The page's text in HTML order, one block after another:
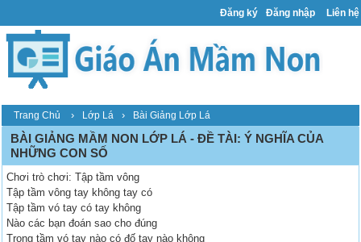
Đăng ký Đăng nhập Liên hệ
Trang Chủ › Lớp Lá › Bài Giảng Lớp Lá
BÀI GIẢNG MẦM NON LỚP LÁ - ĐỀ TÀI: Ý NGHĨA CỦA
NHỮNG CON SỐ
Chơi trò chơi: Tập tầm vông
Tập tầm vông tay không tay có
Tập tầm vó tay có tay không
Nào các bạn đoán sao cho đúng
Trong tầm vó tay nào có đố tay nào không